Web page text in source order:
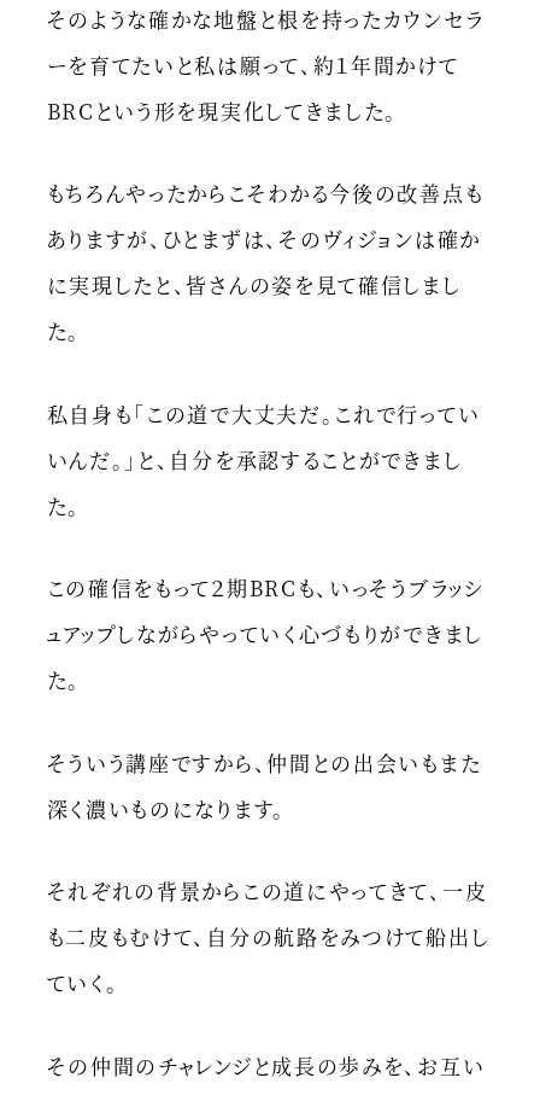
そのような確かな地盤と根を持ったカウンセラ
ーを育てたいと私は願って、約１年間かけて
BRCという形を現実化してきました。
もちろんやったからこそわかる今後の改善点も
ありますが、ひとまずは、そのヴィジョンは確か
に実現したと、皆さんの姿を見て確信しまし
た。
私自身も「この道で大丈夫だ。これで行ってい
いんだ。」と、自分を承認することができまし
た。
この確信をもって２期BRCも、いっそうブラッシ
ュアップしながらやっていく心づもりができまし
た。
そういう講座ですから、仲間との出会いもまた
深く濃いものになります。
それぞれの背景からこの道にやってきて、一皮
も二皮もむけて、自分の航路をみつけて船出し
ていく。
その仲間のチャレンジと成長の歩みを、お互い